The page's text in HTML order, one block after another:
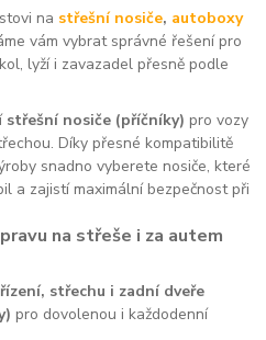
na střešní nosiče, autoboxy
vám vybrat správné řešení pro
lyží i zavazadel přesně podle
střešní nosiče (příčníky) pro vozy
Díky přesné kompatibilitě
snadno vyberete nosiče, které
a zajistí maximální bezpečnost při
na střeše i za autem
střechu i zadní dveře
pro dovolenou i každodenní